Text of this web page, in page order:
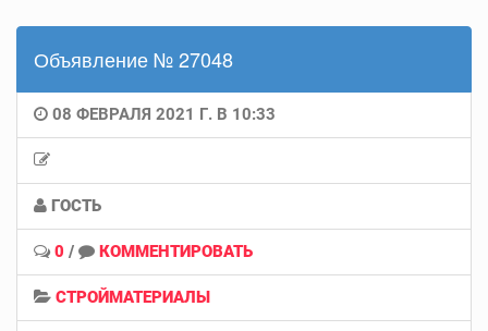
Объявление № 27048
08 ФЕВРАЛЯ 2021 Г. В 10:33
ГОСТЬ
0 / КОММЕНТИРОВАТЬ
СТРОЙМАТЕРИАЛЫ